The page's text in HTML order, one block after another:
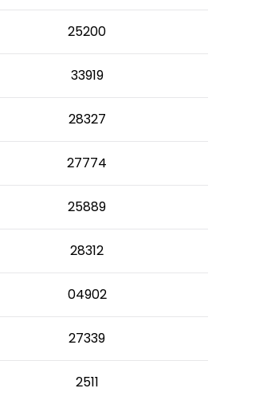
25200
33919
28327
27774
25889
28312
04902
27339
2511